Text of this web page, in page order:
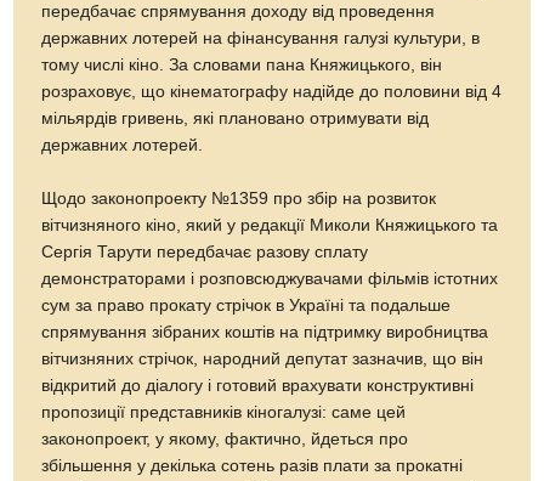
передбачає спрямування доходу від проведення
державних лотерей на фінансування галузі культури, в
тому числі кіно. За словами пана Княжицького, він
розраховує, що кінематографу надійде до половини від 4
мільярдів гривень, які плановано отримувати від
державних лотерей.
Щодо законопроекту №1359 про збір на розвиток
вітчизняного кіно, який у редакції Миколи Княжицького та
Сергія Тарути передбачає разову сплату
демонстраторами і розповсюджувачами фільмів істотних
сум за право прокату стрічок в Україні та подальше
спрямування зібраних коштів на підтримку виробництва
вітчизняних стрічок, народний депутат зазначив, що він
відкритий до діалогу і готовий врахувати конструктивні
пропозиції представників кіногалузі: саме цей
законопроект, у якому, фактично, йдеться про
збільшення у декілька сотень разів плати за прокатні